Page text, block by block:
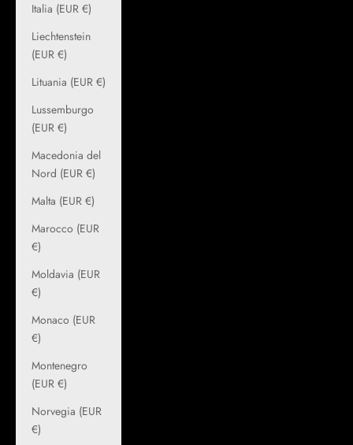
Italia (EUR €)
Liechtenstein
(EUR €)
Lituania (EUR €)
Lussemburgo
(EUR €)
Macedonia del
Nord (EUR €)
Malta (EUR €)
Marocco (EUR
€)
Moldavia (EUR
€)
Monaco (EUR
€)
Montenegro
(EUR €)
Norvegia (EUR
€)